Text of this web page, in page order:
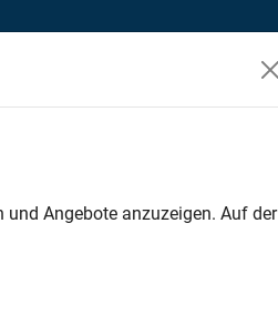
Applications and Tools
Angebote anzuzeigen. Auf der